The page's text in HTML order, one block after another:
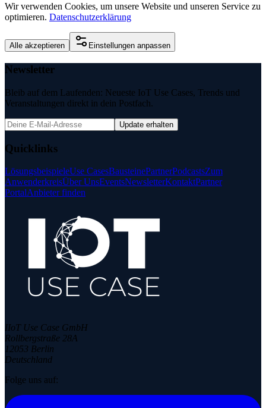
Wir verwenden Cookies, um unsere Website und unseren Service zu
optimieren. Datenschutzerklärung
Alle akzeptieren Einstellungen anpassen
Newsletter
Bleib auf dem Laufenden: Neueste IoT Use Cases, Trends und
Veranstaltungen direkt in dein Postfach.
Update erhalten
Quicklinks
LösungsbeispieleUse CasesBausteinePartnerPodcastsZum
AnwenderkreisÜber UnsEventsNewsletterKontaktPartner
PortalAnbieter finden
IIoT Use Case GmbH
Rollbergstraße 28A
12053 Berlin
Deutschland
Folge uns auf: